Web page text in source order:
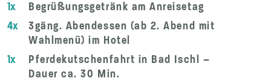
1x
Begrüßungsgetränk am Anreisetag
4x
3gäng. Abendessen (ab 2. Abend mit
Wahlmenü) im Hotel
1x
Pferdekutschenfahrt in Bad Ischl –
Dauer ca. 30 Min.